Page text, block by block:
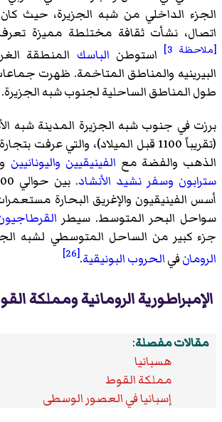
الجزء الداخلي من شبه الجزيرة، حيث كان
اتصال، نشأت ثقافة مختلطة مميزة تعرف
[ملاحظة 3] استوطن الباسك المنطقة
البيرينيه والمناطق المتاخمة. ظهرت
طول المناطق الساحلية لجنوب شبه الجزيرة.
برزت في جنوب شبه الجزيرة المدينة شبه
(تقريباً 1100 قبل الميلاد)، والتي
الذهب والفضة مع الفينيقيين واليونانيين
سترابون وسفر نشيد الأنشاد
أسس الفينيقيون والإغريق البحارة
سواحل البحر المتوسط. سيطر
جزء كبير من الساحل المتوسطي لشبه
الرومانفيالحروب البونيقية.
[26]
الإمبراطورية الرومانية ومملكة
مقالات مفصلة:
هسبانيا
مملكة القوط
إسبانيا في العصور الوسطى